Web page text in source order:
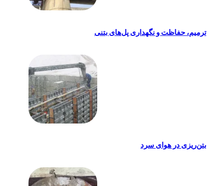
ترمیم، حفاظت و نگهداری پل‌های بتنی
بتن‌ریزی در هوای سرد